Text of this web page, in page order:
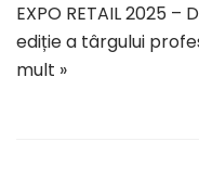
EXPO RETAIL 2025
ediție a târgului
mult »